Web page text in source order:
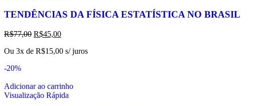
TENDÊNCIAS DA FÍSICA ESTATÍSTICA NO BRASIL
R$77,00 R$45,00
Ou 3x de R$15,00 s/ juros
-20%
Adicionar ao carrinho
Visualização Rápida